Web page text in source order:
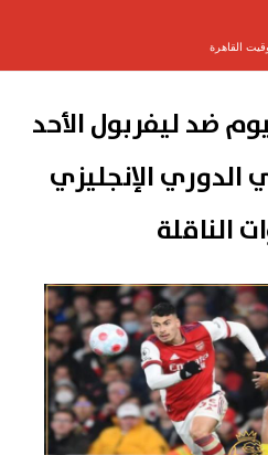
القاهرة
ضد ليفربول الأحد
2022 في الدوري الإنجليزي
الناقلة